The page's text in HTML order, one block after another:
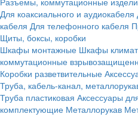
Для коаксиального и аудиокабеля
кабеля Для телефонного кабеля
Щиты, боксы, коробки
Шкафы монтажные Шкафы
коммутационные
Коробки разветвительные
Труба, кабель-канал,
Труба пластиковая Аксессуары
комплектующие Металлорукав